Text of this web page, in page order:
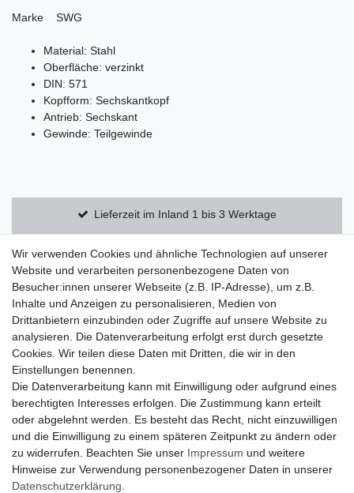
Marke SWG
Material: Stahl
Oberfläche: verzinkt
DIN: 571
Kopfform: Sechskantkopf
Antrieb: Sechskant
Gewinde: Teilgewinde
Lieferzeit im Inland 1 bis 3 Werktage
Kostenloser Versand innerhalb Deutschlands
14 Tage Rückgaberecht
Zahlung und Versand
Widerrufsrecht
Widerrufsformular
Datenschutzerklärung
AGB
Impressum
Wir verwenden Cookies und ähnliche Technologien auf unserer
Website und verarbeiten personenbezogene Daten von
Besucher:innen unserer Webseite (z.B. IP-Adresse), um z.B.
Inhalte und Anzeigen zu personalisieren, Medien von
Drittanbietern einzubinden oder Zugriffe auf unsere Website zu
analysieren. Die Datenverarbeitung erfolgt erst durch gesetzte
Cookies. Wir teilen diese Daten mit Dritten, die wir in den
Einstellungen benennen.
Die Datenverarbeitung kann mit Einwilligung oder aufgrund eines
berechtigten Interesses erfolgen. Die Zustimmung kann erteilt
oder abgelehnt werden. Es besteht das Recht, nicht einzuwilligen
und die Einwilligung zu einem späteren Zeitpunkt zu ändern oder
zu widerrufen. Beachten Sie unser Impressum und weitere
Hinweise zur Verwendung personenbezogener Daten in unserer
Daten­schutz­erklärung